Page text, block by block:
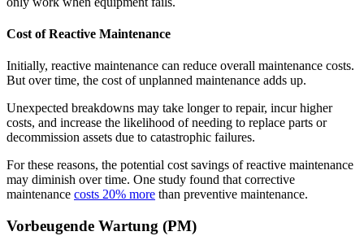
Cost of Reactive Maintenance
Initially, reactive maintenance can reduce overall maintenance costs.
But over time, the cost of unplanned maintenance adds up.
Unexpected breakdowns may take longer to repair, incur higher
costs, and increase the likelihood of needing to replace parts or
decommission assets due to catastrophic failures.
For these reasons, the potential cost savings of reactive maintenance
may diminish over time. One study found that corrective
maintenance costs 20% more than preventive maintenance.
Vorbeugende Wartung (PM)